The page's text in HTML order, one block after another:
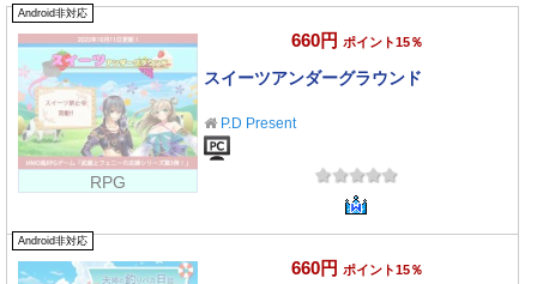
Android非対応
RPG
660円 ポイント15％
スイーツアンダーグラウンド
P.D Present
Android非対応
660円 ポイント15％